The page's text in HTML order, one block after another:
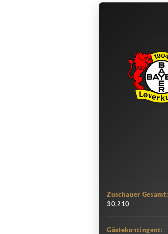
Zuschauer Gesamt:
30.210
Gästekontingent: